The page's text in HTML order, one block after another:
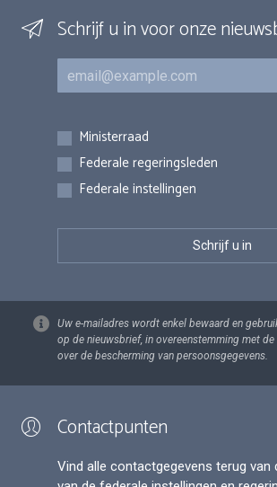
Schrijf u in voor onze
E-mail
Inschrijvingen
Ministerraad
Federale regeringsleden
Federale instellingen
Uw e-mailadres wordt enkel bewaard en
op de nieuwsbrief, in overeenstemming met
over de bescherming van persoonsgegevens.
Contactpunten
Vind alle contactgegevens terug van